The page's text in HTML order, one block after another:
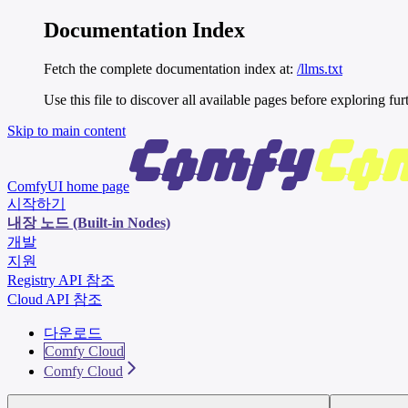
Documentation Index
Fetch the complete documentation index at: /llms.txt
Use this file to discover all available pages before exploring
Skip to main content
ComfyUI home page
시작하기
내장 노드 (Built-in Nodes)
개발
지원
Registry API 참조
Cloud API 참조
다운로드
Comfy Cloud
Comfy Cloud